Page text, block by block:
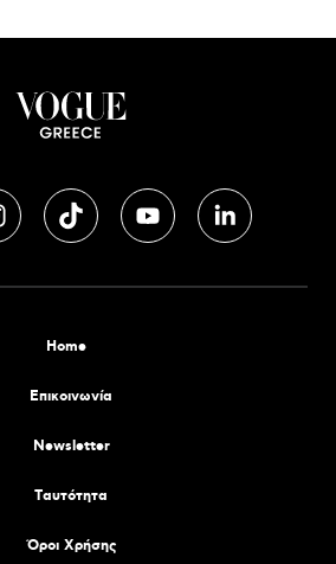
Home
Επικοινωνία
Newsletter
Tαυτότητα
Όροι Χρήσης